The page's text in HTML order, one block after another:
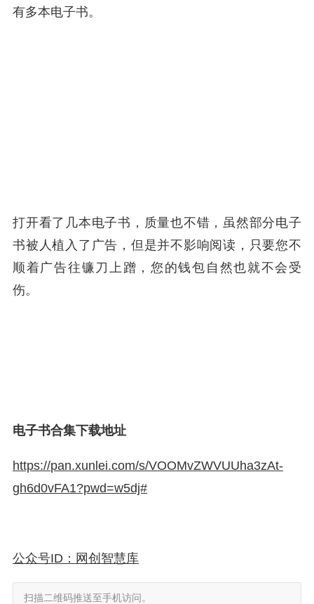
有多本电子书。
打开看了几本电子书，质量也不错，虽然部分电子
书被人植入了广告，但是并不影响阅读，只要您不
顺着广告往镰刀上蹭，您的钱包自然也就不会受
伤。
电子书合集下载地址
https://pan.xunlei.com/s/VOOMvZWVUUha3zAt-
gh6d0vFA1?pwd=w5dj#
公众号ID：网创智慧库
扫描二维码推送至手机访问。